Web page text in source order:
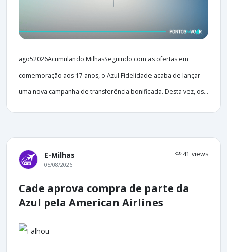
ago52026Acumulando MilhasSeguindo com as ofertas em
comemoração aos 17 anos, o Azul Fidelidade acaba de lançar
uma nova campanha de transferência bonificada. Desta vez, os...
E-Milhas 41 views
05/08/2026
Cade aprova compra de parte da
Azul pela American Airlines